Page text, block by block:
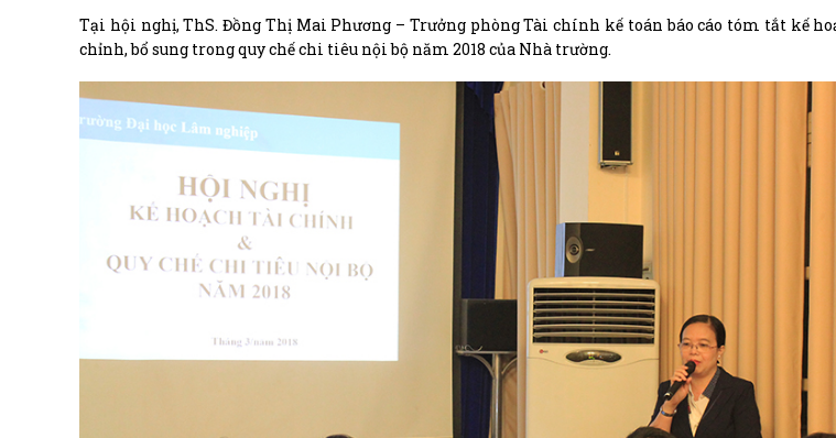
Tại hội nghị, ThS. Đồng Thị Mai Phương – Trưởng phòng Tài chính kế toán báo cáo tóm tắt kế
chỉnh, bổ sung trong quy chế chi tiêu nội bộ năm 2018 của Nhà trường.